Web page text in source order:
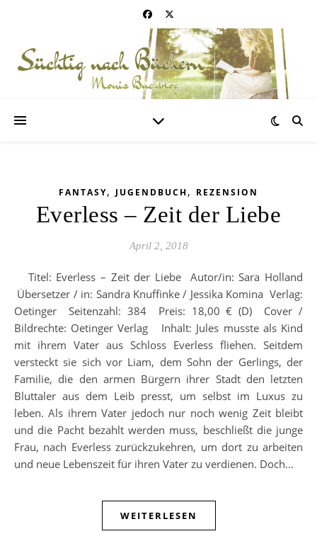
FANTASY, JUGENDBUCH, REZENSION
Everless – Zeit der Liebe
April 2, 2018
Titel: Everless – Zeit der Liebe Autor/in: Sara Holland
Übersetzer / in: Sandra Knuffinke / Jessika Komina Verlag:
Oetinger Seitenzahl: 384 Preis: 18,00 € (D) Cover /
Bildrechte: Oetinger Verlag Inhalt: Jules musste als Kind
mit ihrem Vater aus Schloss Everless fliehen. Seitdem
versteckt sie sich vor Liam, dem Sohn der Gerlings, der
Familie, die den armen Bürgern ihrer Stadt den letzten
Bluttaler aus dem Leib presst, um selbst im Luxus zu
leben. Als ihrem Vater jedoch nur noch wenig Zeit bleibt
und die Pacht bezahlt werden muss, beschließt die junge
Frau, nach Everless zurückzukehren, um dort zu arbeiten
und neue Lebenszeit für ihren Vater zu verdienen. Doch…
WEITERLESEN